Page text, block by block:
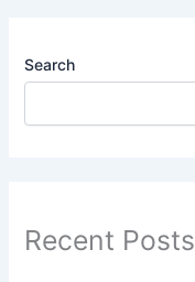
Search
Recent Posts